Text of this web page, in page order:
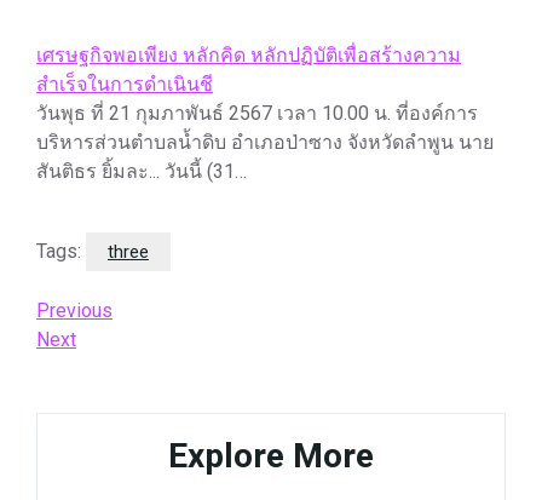
เศรษฐกิจพอเพียง หลักคิด หลักปฏิบัติเพื่อสร้างความ
สำเร็จในการดำเนินชี
วันพุธ ที่ 21 กุมภาพันธ์ 2567 เวลา 10.00 น. ที่องค์การ
บริหารส่วนตำบลน้ำดิบ อำเภอป่าซาง จังหวัดลำพูน นาย
สันติธร ยิ้มละ... วันนี้ (31…
Tags: three
Post
navigation
Previous
Post
Previous
Next
Next
Explore More